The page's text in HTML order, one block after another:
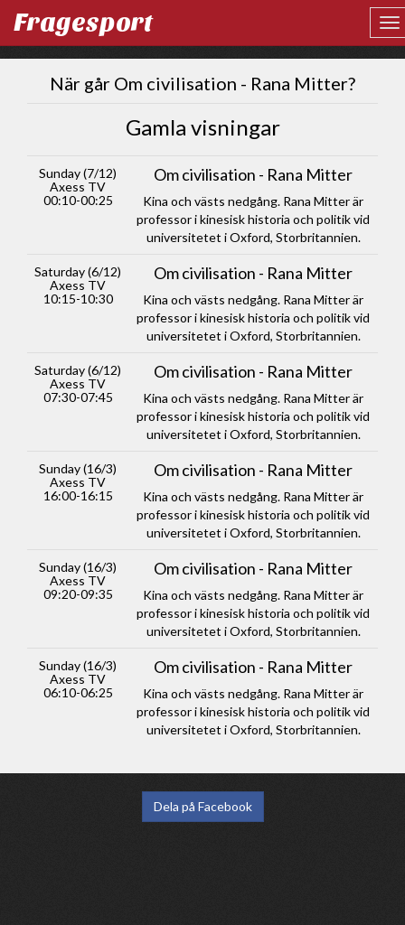
Fragesport
När går Om civilisation - Rana Mitter?
Gamla visningar
Sunday (7/12)
Axess TV
00:10-00:25
Om civilisation - Rana Mitter
Kina och västs nedgång. Rana Mitter är
professor i kinesisk historia och politik vid
universitetet i Oxford, Storbritannien.
Saturday (6/12)
Axess TV
10:15-10:30
Om civilisation - Rana Mitter
Kina och västs nedgång. Rana Mitter är
professor i kinesisk historia och politik vid
universitetet i Oxford, Storbritannien.
Saturday (6/12)
Axess TV
07:30-07:45
Om civilisation - Rana Mitter
Kina och västs nedgång. Rana Mitter är
professor i kinesisk historia och politik vid
universitetet i Oxford, Storbritannien.
Sunday (16/3)
Axess TV
16:00-16:15
Om civilisation - Rana Mitter
Kina och västs nedgång. Rana Mitter är
professor i kinesisk historia och politik vid
universitetet i Oxford, Storbritannien.
Sunday (16/3)
Axess TV
09:20-09:35
Om civilisation - Rana Mitter
Kina och västs nedgång. Rana Mitter är
professor i kinesisk historia och politik vid
universitetet i Oxford, Storbritannien.
Sunday (16/3)
Axess TV
06:10-06:25
Om civilisation - Rana Mitter
Kina och västs nedgång. Rana Mitter är
professor i kinesisk historia och politik vid
universitetet i Oxford, Storbritannien.
Dela på Facebook